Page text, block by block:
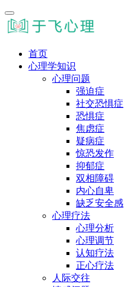
首页
心理学知识
心理问题
强迫症
社交恐惧症
恐惧症
焦虑症
疑病症
惊恐发作
抑郁症
双相障碍
内心自卑
缺乏安全感
心理疗法
心理分析
心理调节
认知疗法
正心疗法
人际交往